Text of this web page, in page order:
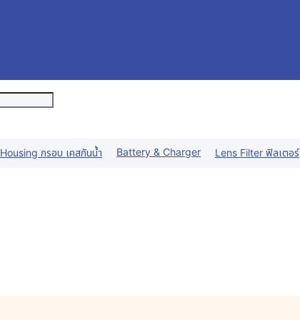
Housing กรอบ เคสกันน้ำ Battery & Charger Lens Filter ฟิลเตอร์